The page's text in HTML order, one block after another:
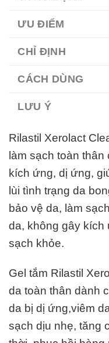
ƯU ĐIỂM
CHỈ ĐỊNH
CÁCH DÙNG
LƯU Ý
Rilastil Xerolact
làm sạch toàn
kích ứng, dị ứng,
lùi tình trạng da
bảo vệ da, làm
da, không gây kích
sạch khỏe.
Gel tắm Rilastil
da toàn thân dành
da bị dị ứng,viêm
sạch dịu nhẹ, tăng